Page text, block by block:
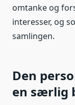
omtanke og
interesser, og
samlingen.
Den
en særlig